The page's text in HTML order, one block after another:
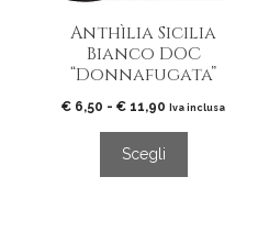
Anthìlia Sicilia
Bianco DOC
“Donnafugata”
€ 6,50 - € 11,90 Fascia
Iva inclusa
Scegli
scelte
pagina
del
prodotto